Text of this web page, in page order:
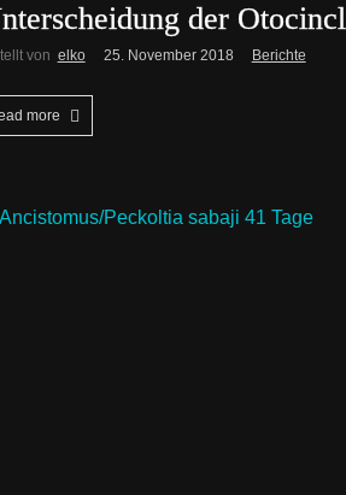
der
von elko 25. November 2018 Berichte
more